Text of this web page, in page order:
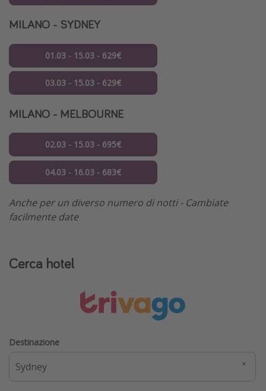
MILANO - SYDNEY
01.03 - 15.03 - 629€
03.03 - 15.03 - 629€
MILANO - MELBOURNE
02.03 - 15.03 - 695€
04.03 - 16.03 - 683€
Anche per un diverso numero di notti - Cambiate
facilmente date
Cerca hotel
Destinazione